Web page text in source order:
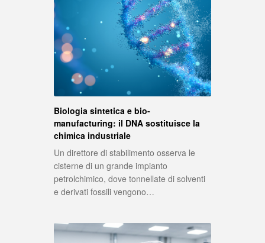
Biologia sintetica e bio-
manufacturing: il DNA sostituisce la
chimica industriale
Un direttore di stabilimento osserva le
cisterne di un grande impianto
petrolchimico, dove tonnellate di solventi
e derivati fossili vengono…